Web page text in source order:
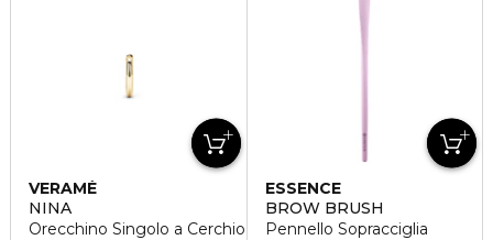
VERAMÉ
NINA
Orecchino Singolo a Cerchio Oro
ESSENCE
BROW BRUSH
Pennello Sopracciglia